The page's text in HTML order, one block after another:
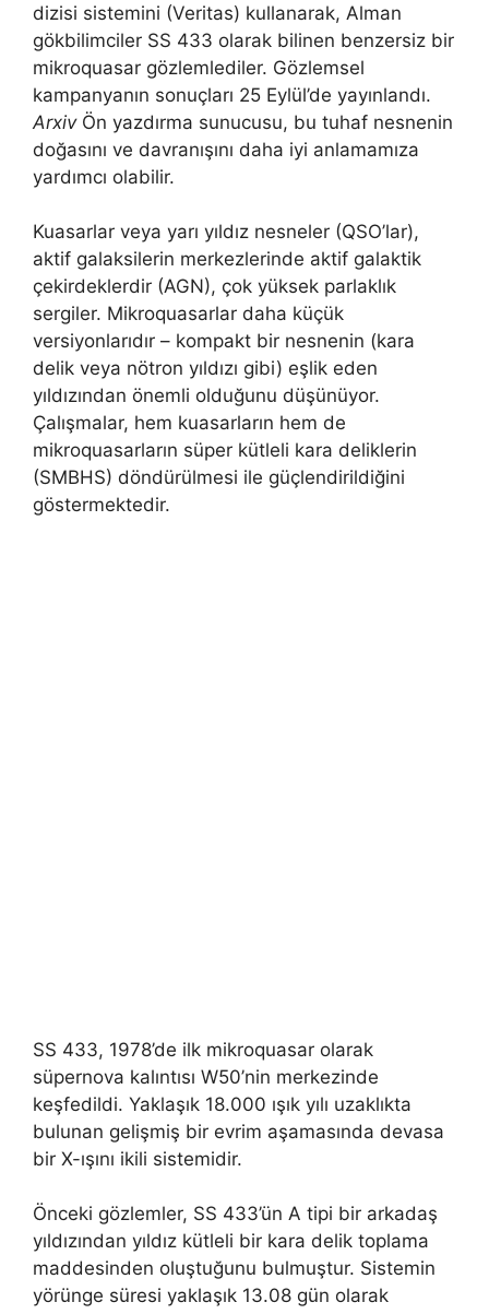
dizisi sistemini (Veritas) kullanarak, Alman
gökbilimciler SS 433 olarak bilinen benzersiz bir
mikroquasar gözlemlediler. Gözlemsel
kampanyanın sonuçları 25 Eylül’de yayınlandı.
ArxivÖn yazdırma sunucusu, bu tuhaf nesnenin
doğasını ve davranışını daha iyi anlamamıza
yardımcı olabilir.
Kuasarlar veya yarı yıldız nesneler (QSO’lar),
aktif galaksilerin merkezlerinde aktif galaktik
çekirdeklerdir (AGN), çok yüksek parlaklık
sergiler. Mikroquasarlar daha küçük
versiyonlarıdır – kompakt bir nesnenin (kara
delik veya nötron yıldızı gibi) eşlik eden
yıldızından önemli olduğunu düşünüyor.
Çalışmalar, hem kuasarların hem de
mikroquasarların süper kütleli kara deliklerin
(SMBHS) döndürülmesi ile güçlendirildiğini
göstermektedir.
SS 433, 1978’de ilk mikroquasar olarak
süpernova kalıntısı W50’nin merkezinde
keşfedildi. Yaklaşık 18.000 ışık yılı uzaklıkta
bulunan gelişmiş bir evrim aşamasında devasa
bir X-ışını ikili sistemidir.
Önceki gözlemler, SS 433’ün A tipi bir arkadaş
yıldızından yıldız kütleli bir kara delik toplama
maddesinden oluştuğunu bulmuştur. Sistemin
yörünge süresi yaklaşık 13.08 gün olarak